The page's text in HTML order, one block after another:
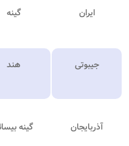
ایران گینه
جیبوتی هند
آذربایجان گینه